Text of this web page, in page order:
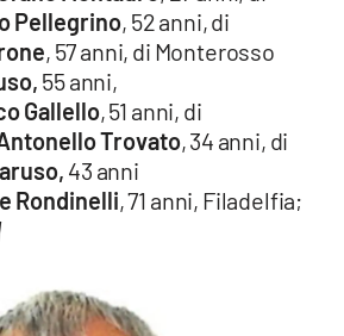
Pellegrino, 52 anni, di
, 57 anni, di Monterosso
55 anni,
Gallello, 51 anni, di
Trovato, 34 anni, di
43 anni
Rondinelli, 71 anni, Filadelfia;